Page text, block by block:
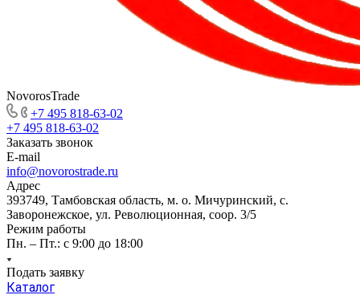
NovorosTrade
+7 495 818-63-02
+7 495 818-63-02
Заказать звонок
E-mail
info@novorostrade.ru
Адрес
393749, Тамбовская область, м. о. Мичуринский, с.
Заворонежское, ул. Революционная, соор. 3/5
Режим работы
Пн. – Пт.: с 9:00 до 18:00
Подать заявку
Каталог